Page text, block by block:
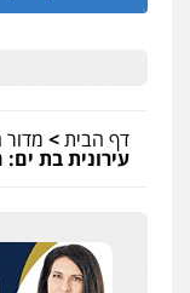
דף הבית> מדור
עירונית בת